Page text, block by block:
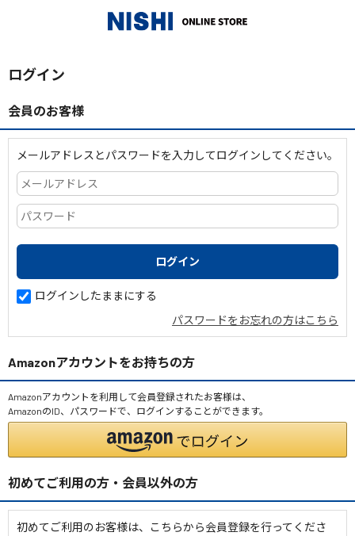
ログイン
会員のお客様
メールアドレスとパスワードを入力してログインしてください。
ログインしたままにする
パスワードをお忘れの方はこちら
Amazonアカウントをお持ちの方
Amazonアカウントを利用して会員登録されたお客様は、
AmazonのID、パスワードで、ログインすることができます。
初めてご利用の方・会員以外の方
初めてご利用のお客様は、こちらから会員登録を行ってくださ